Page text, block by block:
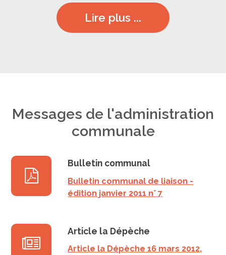
Lire plus ...
Messages de l'administration
communale
Bulletin communal
Bulletin communal de liaison -
édition janvier 2011 n° 7
Article la Dépèche
Article la Dépèche 16 mars 2012,